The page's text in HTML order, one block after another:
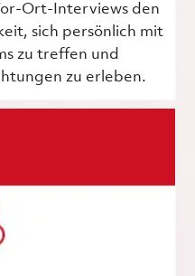
Ort-Interviews den
sich persönlich mit
zu treffen und
zu erleben.